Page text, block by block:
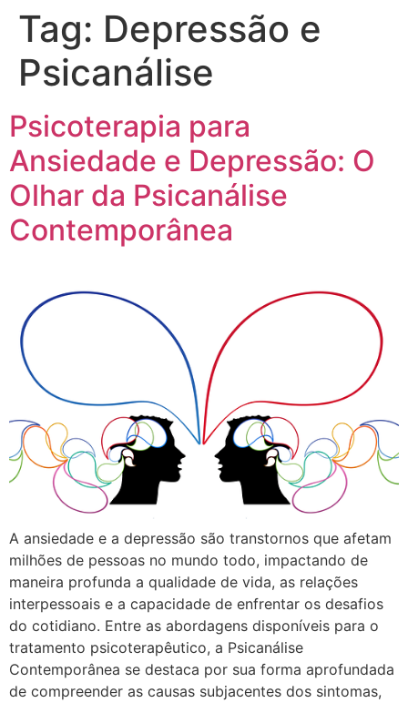
Tag: Depressão e
Psicanálise
Psicoterapia para
Ansiedade e Depressão: O
Olhar da Psicanálise
Contemporânea
A ansiedade e a depressão são transtornos que afetam
milhões de pessoas no mundo todo, impactando de
maneira profunda a qualidade de vida, as relações
interpessoais e a capacidade de enfrentar os desafios
do cotidiano. Entre as abordagens disponíveis para o
tratamento psicoterapêutico, a Psicanálise
Contemporânea se destaca por sua forma aprofundada
de compreender as causas subjacentes dos sintomas,